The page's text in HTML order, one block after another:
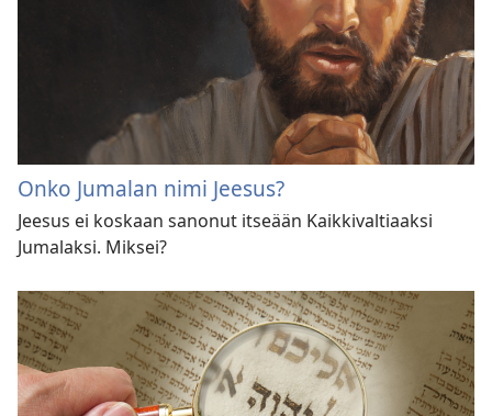
Onko Jumalan nimi Jeesus?
Jeesus ei koskaan sanonut itseään Kaikkivaltiaaksi
Jumalaksi. Miksei?